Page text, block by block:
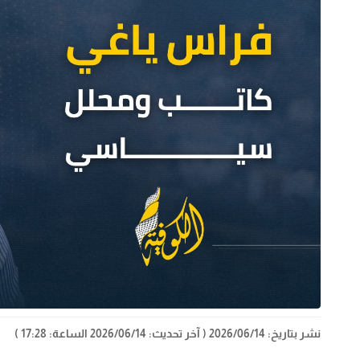
نشر بتاريخ: 2026/06/14 ( آخر تحديث: 2026/06/14 الساعة: 17:28 )